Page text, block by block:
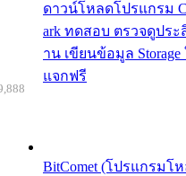
ดาวน์โหลดโปรแกรม
ark ทดสอบ ตรวจดูปร
าน เขียนข้อมูล Storage
แจกฟรี
BitComet (โปรแกรมโ